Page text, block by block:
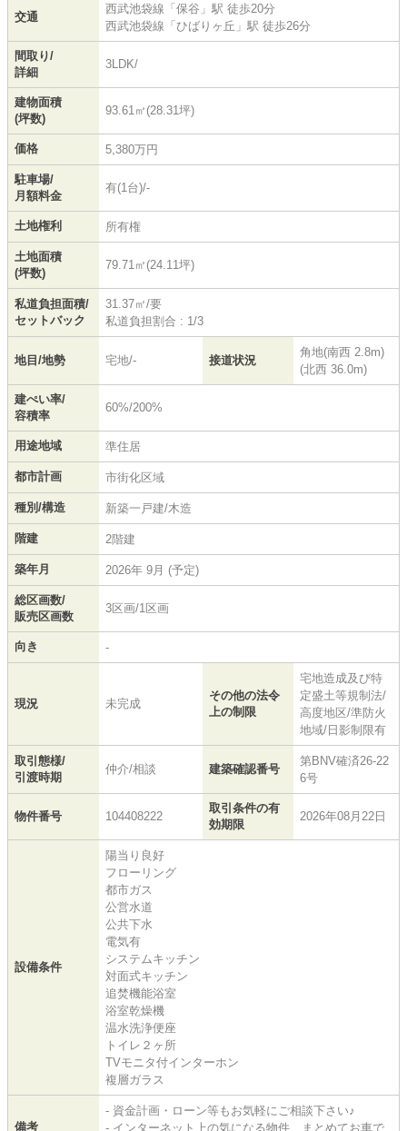
交通
西武池袋線 「保谷 」駅 徒歩20分
西武池袋線 「ひばりヶ丘 」駅 徒歩26分
間取り/
詳細
3LDK/
建物面積
(坪数)
93.61㎡(28.31坪)
価格 5,380万円
駐車場/
月額料金
有(1台)/-
土地権利 所有権
土地面積
(坪数)
79.71㎡(24.11坪)
私道負担面積/
セットバック
31.37㎡/要
私道負担割合 : 1/3
地目/地勢 宅地/- 接道状況
角地(南西 2.8m)
(北西 36.0m)
建ぺい率/
容積率
60%/200%
用途地域 準住居
都市計画 市街化区域
種別/構造 新築一戸建/木造
階建 2階建
築年月 2026年 9月 (予定)
総区画数/
販売区画数
3区画/1区画
向き -
現況 未完成
その他の法令
上の制限
宅地造成及び特
定盛土等規制法/
高度地区/準防火
地域/日影制限有
取引態様/
引渡時期
仲介/相談 建築確認番号
第BNV確済26-22
6号
物件番号 104408222
取引条件の有
効期限
2026年08月22日
設備条件
陽当り良好
フローリング
都市ガス
公営水道
公共下水
電気有
システムキッチン
対面式キッチン
追焚機能浴室
浴室乾燥機
温水洗浄便座
トイレ２ヶ所
TVモニタ付インターホン
複層ガラス
備考
- 資金計画・ローン等もお気軽にご相談下さい♪
- インターネット上の気になる物件、まとめてお車で